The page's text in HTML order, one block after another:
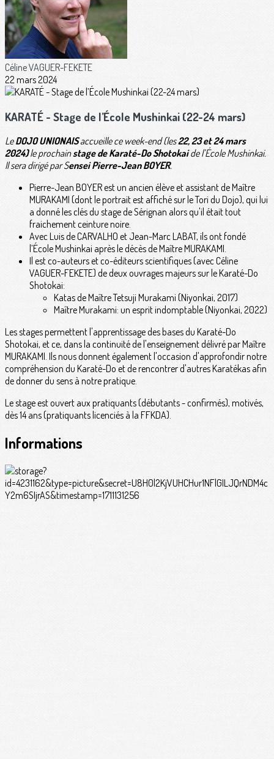
Céline VAGUER-FEKETE
22 mars 2024
KARATÉ - Stage de l’École Mushinkai (22-24 mars)
LeDOJO UNIONAISaccueille ce week-end (les22, 23 et 24 mars
2024)le prochainstage de Karaté-Do Shotokaide l’École Mushinkai.
Il sera dirigé par Sensei Pierre-Jean BOYER.
Pierre-Jean BOYER est un ancien élève et assistant de Maître
MURAKAMI (dont le portrait est affiché sur le Tori du Dojo), qui lui
a donné les clés du stage de Sérignan alors qu'il était tout
fraichement ceinture noire.
Avec Luis de CARVALHO et Jean-Marc LABAT, ils ont fondé
l’École Mushinkai après le décès de Maître MURAKAMI.
Il est co-auteurs et co-éditeurs scientifiques (avec Céline
VAGUER-FEKETE) de deux ouvrages majeurs sur le Karaté-Do
Shotokai:
Katas de Maître Tetsuji Murakami (Niyonkai, 2017)
Maître Murakami: un esprit indomptable (Niyonkai, 2022)
Les stages permettent l'apprentissage des bases du Karaté-Do
Shotokai, et ce, dans la continuité de l'enseignement délivré par Maître
MURAKAMI. Ils nous donnent également l'occasion d'approfondir notre
compréhension du Karaté-Do et de rencontrer d'autres Karatékas afin
de donner du sens à notre pratique.
Le stage est ouvert aux pratiquants (débutants - confirmés), motivés,
dès 14 ans (pratiquants licenciés à la FFKDA).
Informations